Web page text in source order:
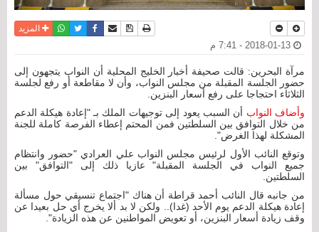
نسخة للطباعة
حفظ الموضوع
أرسل الى صديق
فيسبوكتويترواتسابالمزيد
مرآة البحرين: قالت صحيفة أخبار الخليج المحلية أن النواب يتجهون إلى
حضور الجلسة المقبلة من مجلس النواب، وأن لا مقاطعة أو رفع لجلسة
الثلاثاء احتجاجا على رفع أسعار البنزين.
وأضاف النواب أن السبب يعود إلى توجيهات الملك بـ "إعادة هيكلة الدعم
من خلال التوافق بين السلطتين فمن المحتم إعطاء الفرصة كاملة للجنة
المشكلة لهذا الغرض".
وتوقع النائب الأول لرئيس مجلس النواب علي العرادي "حضور وانتظام
جميع النواب في الجلسة المقبلة" عازيا ذلك إلى "التوافق" بين
السلطتين.
من جانبه قال النائب أحمد قراطة أن هناك "اجتماع تنسيقي حول مسألة
إعادة هيكلة الدعم يوم الأحد (غدا).. ولكن لا بد ألا يخرج أي حل بعيدا عن
وقف زيادة أسعار البنزين، أو تعويض المواطنين عن هذه الزيادة".